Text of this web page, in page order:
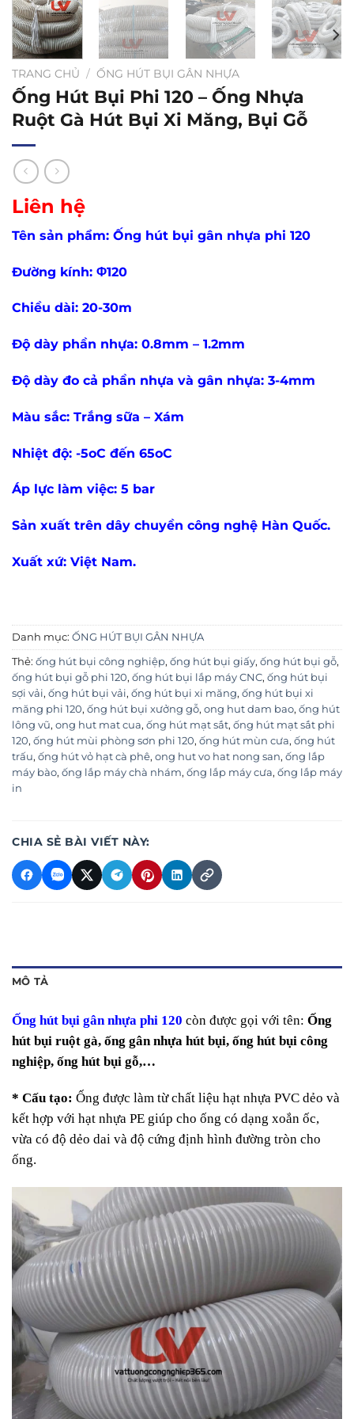
TRANG CHỦ / ỐNG HÚT BỤI GÂN NHỰA
Ống Hút Bụi Phi 120 – Ống Nhựa
Ruột Gà Hút Bụi Xi Măng, Bụi Gỗ
Liên hệ
Tên sản phẩm: Ống hút bụi gân nhựa phi 120
Đường kính: Φ120
Chiều dài: 20-30m
Độ dày phần nhựa: 0.8mm – 1.2mm
Độ dày đo cả phần nhựa và gân nhựa: 3-4mm
Màu sắc: Trắng sữa – Xám
Nhiệt độ: -5oC đến 65oC
Áp lực làm việc: 5 bar
Sản xuất trên dây chuyền công nghệ Hàn Quốc.
Xuất xứ: Việt Nam.
Danh mục: ỐNG HÚT BỤI GÂN NHỰA
Thẻ: ống hút bụi công nghiệp, ống hút bụi giấy, ống hút bụi gỗ,
ống hút bụi gỗ phi 120, ống hút bụi lắp máy CNC, ống hút bụi
sợi vải, ống hút bụi vải, ống hút bụi xi măng, ống hút bụi xi
măng phi 120, ống hút bụi xưởng gỗ, ong hut dam bao, ống hút
lông vũ, ong hut mat cua, ống hút mạt sắt, ống hút mạt sắt phi
120, ống hút mùi phòng sơn phi 120, ống hút mùn cưa, ống hút
trấu, ống hút vỏ hạt cà phê, ong hut vo hat nong san, ống lắp
máy bào, ống lắp máy chà nhám, ống lắp máy cưa, ống lắp máy
in
CHIA SẺ BÀI VIẾT NÀY:
MÔ TẢ
Ống hút bụi gân nhựa phi 120 còn được gọi với tên: Ống
hút bụi ruột gà, ống gân nhựa hút bụi, ống hút bụi công
nghiệp, ống hút bụi gỗ,…
* Cấu tạo: Ống được làm từ chất liệu hạt nhựa PVC dẻo và
kết hợp với hạt nhựa PE giúp cho ống có dạng xoắn ốc,
vừa có độ dẻo dai và độ cứng định hình đường tròn cho
ống.